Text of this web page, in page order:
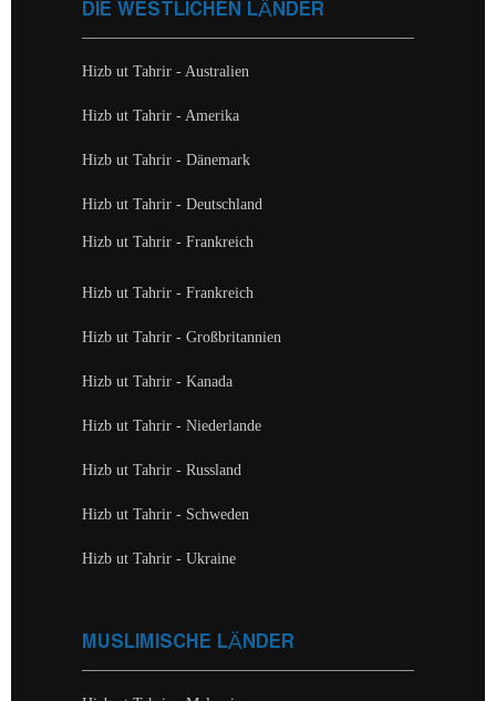
DIE WESTLICHEN LÄNDER
Hizb ut Tahrir - Australien
Hizb ut Tahrir - Amerika
Hizb ut Tahrir - Dänemark
Hizb ut Tahrir - Deutschland
Hizb ut Tahrir - Frankreich
Hizb ut Tahrir - Frankreich
Hizb ut Tahrir - Großbritannien
Hizb ut Tahrir - Kanada
Hizb ut Tahrir - Niederlande
Hizb ut Tahrir - Russland
Hizb ut Tahrir - Schweden
Hizb ut Tahrir - Ukraine
MUSLIMISCHE LÄNDER